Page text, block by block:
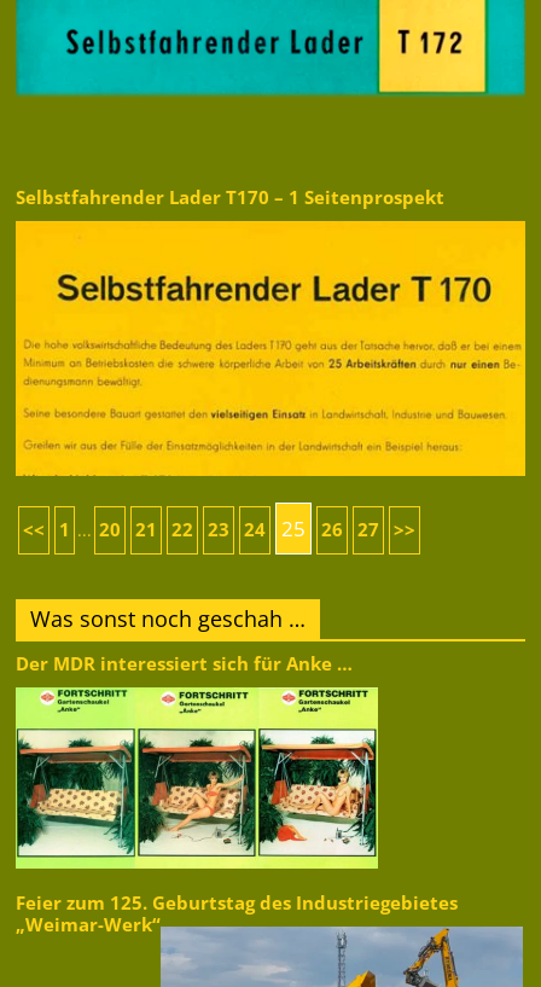
Selbstfahrender Lader T170 – 1 Seitenprospekt
<< 1 ... 20 21 22 23 24 25 26 27 >>
Was sonst noch geschah …
Der MDR interessiert sich für Anke …
Feier zum 125. Geburtstag des Industriegebietes
„Weimar-Werk“